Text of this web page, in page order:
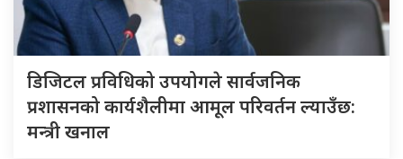
डिजिटल प्रविधिको उपयोगले सार्वजनिक
प्रशासनको कार्यशैलीमा आमूल परिवर्तन ल्याउँछ:
मन्त्री खनाल